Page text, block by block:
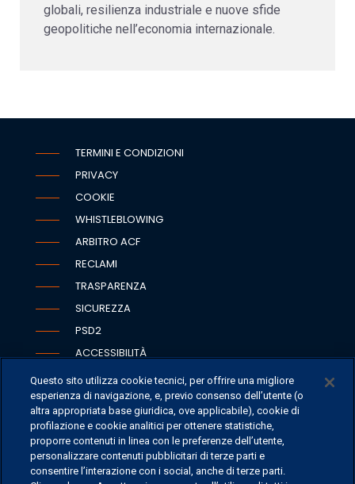
globali, resilienza industriale e nuove sfide
geopolitiche nell’economia internazionale.
TERMINI E CONDIZIONI
PRIVACY
COOKIE
WHISTLEBLOWING
ARBITRO ACF
RECLAMI
TRASPARENZA
SICUREZZA
PSD2
ACCESSIBILITÀ
SEDI
CONTATTI
CONTATTI PER I MEDIA
Questo sito utilizza cookie tecnici, per offrire una migliore
esperienza di navigazione, e, previo consenso dell’utente (o
altra appropriata base giuridica, ove applicabile), cookie di
profilazione e cookie analitici per ottenere statistiche,
proporre contenuti in linea con le preferenze dell’utente,
personalizzare contenuti pubblicitari di terze parti e
consentire l’interazione con i social, anche di terze parti.